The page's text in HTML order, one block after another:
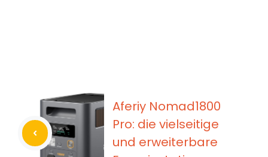
Aferiy Nomad1800
Pro: die vielseitige
und erweiterbare